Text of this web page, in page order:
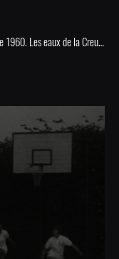
Inondations à Aubusson et alentours lors de la crue de 1960. Les eaux de la Creuse envahissent les rues et causent des dégâts dans une filature.